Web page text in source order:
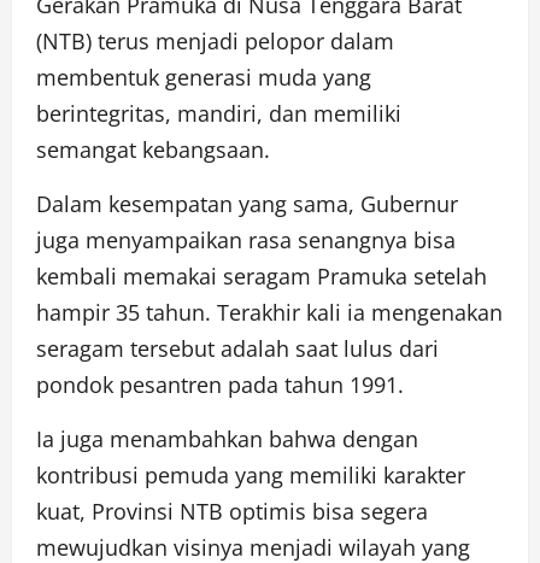
(NTB) terus menjadi pelopor dalam
membentuk generasi muda yang
berintegritas, mandiri, dan memiliki
semangat kebangsaan.
Dalam kesempatan yang sama, Gubernur
juga menyampaikan rasa senangnya bisa
kembali memakai seragam Pramuka setelah
hampir 35 tahun. Terakhir kali ia mengenakan
seragam tersebut adalah saat lulus dari
pondok pesantren pada tahun 1991.
Ia juga menambahkan bahwa dengan
kontribusi pemuda yang memiliki karakter
kuat, Provinsi NTB optimis bisa segera
mewujudkan visinya menjadi wilayah yang